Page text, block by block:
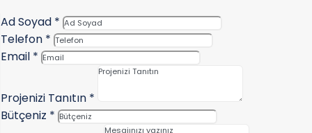
Ad Soyad *
Telefon *
Email *
Projenizi Tanıtın *
Bütçeniz *